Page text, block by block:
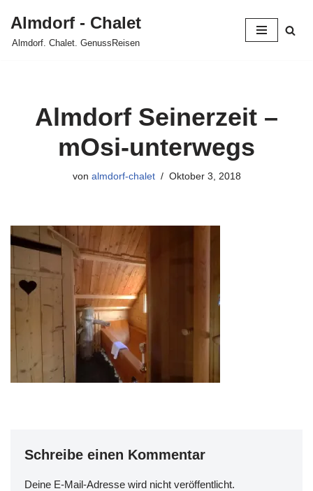
Zum
Almdorf - Chalet
Almdorf. Chalet. GenussReisen
Almdorf Seinerzeit –
mOsi-unterwegs
von almdorf-chalet Oktober 3, 2018
Schreibe einen Kommentar
Deine E-Mail-Adresse wird nicht veröffentlicht.